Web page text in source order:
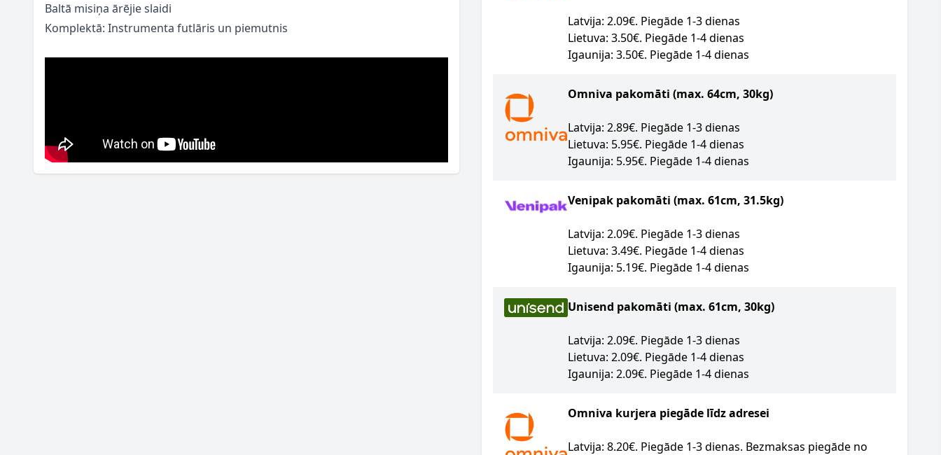
Baltā misiņa ārējie slaidi
Komplektā: Instrumenta futlāris un piemutnis
Latvija: 2.09€. Piegāde 1-3 dienas
Lietuva: 3.50€. Piegāde 1-4 dienas
Igaunija: 3.50€. Piegāde 1-4 dienas
Omniva pakomāti (max. 64cm, 30kg)
Latvija: 2.89€. Piegāde 1-3 dienas
Lietuva: 5.95€. Piegāde 1-4 dienas
Igaunija: 5.95€. Piegāde 1-4 dienas
Venipak pakomāti (max. 61cm, 31.5kg)
Latvija: 2.09€. Piegāde 1-3 dienas
Lietuva: 3.49€. Piegāde 1-4 dienas
Igaunija: 5.19€. Piegāde 1-4 dienas
Unisend pakomāti (max. 61cm, 30kg)
Latvija: 2.09€. Piegāde 1-3 dienas
Lietuva: 2.09€. Piegāde 1-4 dienas
Igaunija: 2.09€. Piegāde 1-4 dienas
Omniva kurjera piegāde līdz adresei
Latvija: 8.20€. Piegāde 1-3 dienas. Bezmaksas piegāde no